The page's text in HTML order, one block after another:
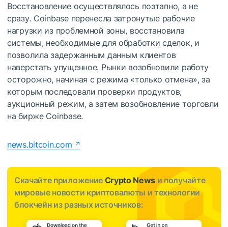
Восстановление осуществлялось поэтапно, а не
сразу. Coinbase перенесла затронутые рабочие
нагрузки из проблемной зоны, восстановила
системы, необходимые для обработки сделок, и
позволила задержанным данным клиентов
наверстать упущенное. Рынки возобновили работу
осторожно, начиная с режима «только отмена», за
которым последовали проверки продуктов,
аукционный режим, а затем возобновление торговли
на бирже Coinbase.
news.bitcoin.com
Скачайте приложение Crypto News и получайте
мировые новости криптовалюты и технологии
блокчейн из разных источников: